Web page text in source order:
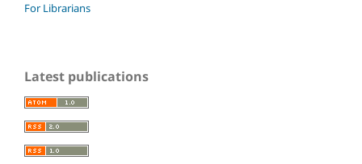
For Librarians
Latest publications